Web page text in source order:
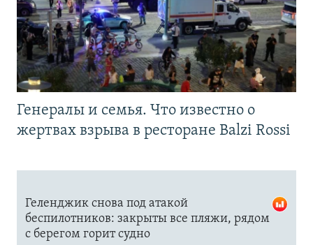
Генералы и семья. Что известно о
жертвах взрыва в ресторане Balzi Rossi